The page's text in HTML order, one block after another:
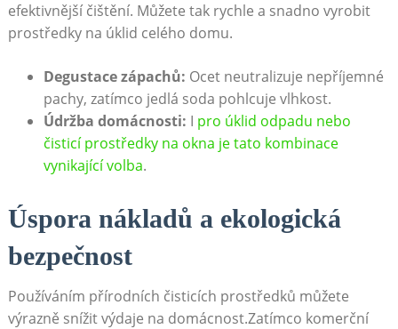
efektivnější čištění. Můžete tak rychle a snadno vyrobit
⁣prostředky⁤ na úklid celého domu.
Degustace zápachů: Ocet neutralizuje nepříjemné
pachy, zatímco jedlá soda pohlcuje⁢ vlhkost.
Údržba domácnosti: I pro úklid⁢ odpadu nebo
čisticí prostředky na okna je tato kombinace
vynikající volba.
Úspora nákladů a ⁤ekologická
bezpečnost
Používáním přírodních čisticích prostředků ⁣můžete
výrazně snížit výdaje na domácnost.Zatímco komerční